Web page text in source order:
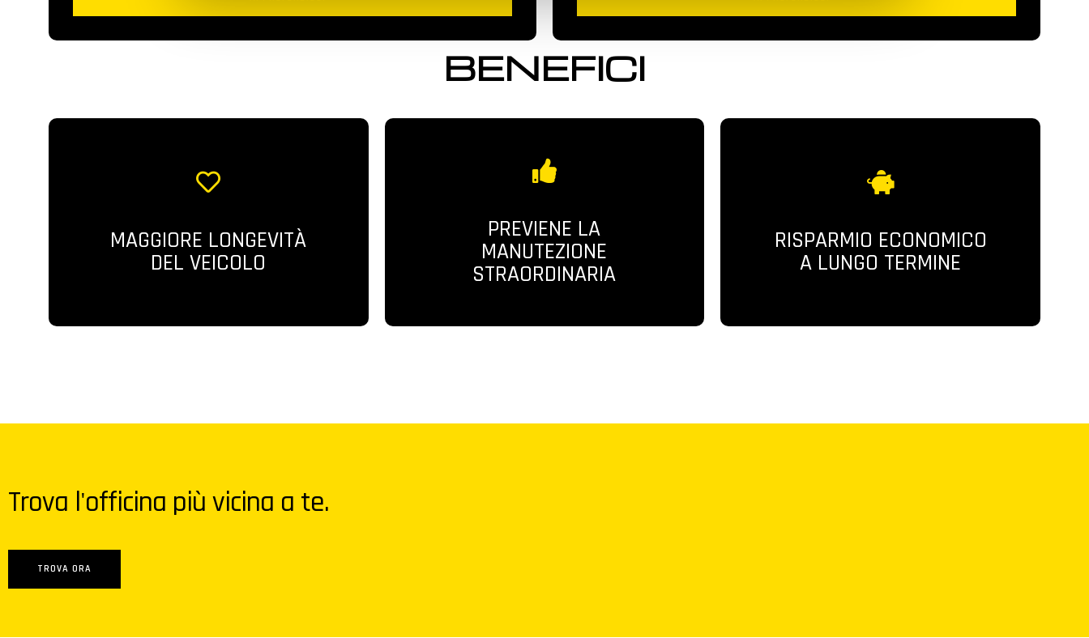
l
s
BENEFICI
MAGGIORE LONGEVITÀ
DEL VEICOLO
PREVIENE LA
MANUTEZIONE
STRAORDINARIA
RISPARMIO ECONOMICO
A LUNGO TERMINE
Trova l'officina più vicina a te.
TROVA ORA